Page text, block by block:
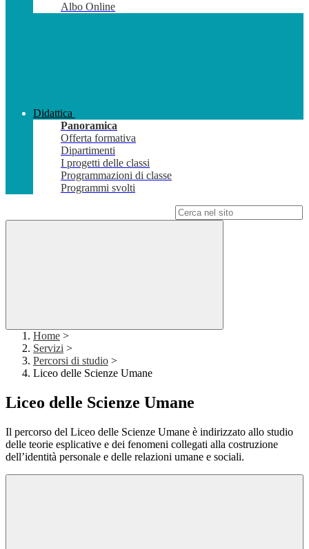
Albo Online
Didattica
Panoramica
Offerta formativa
Dipartimenti
I progetti delle classi
Programmazioni di classe
Programmi svolti
Home >
Servizi >
Percorsi di studio >
Liceo delle Scienze Umane
Liceo delle Scienze Umane
Il percorso del Liceo delle Scienze Umane è indirizzato allo studio
delle teorie esplicative e dei fenomeni collegati alla costruzione
dell’identità personale e delle relazioni umane e sociali.